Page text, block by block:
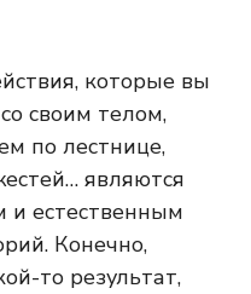
которые вы
своим телом,
по лестнице,
являются
естественным
Конечно,
то результат,